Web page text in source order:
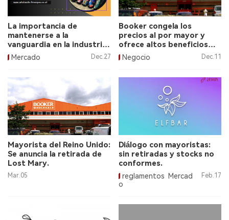
REGULACIÓN
CHINA
EXPOSICIÓN
ENTREVISTA
La importancia de
mantenerse a la
vanguardia en la industria
de los cigarrillos
electrónicos.
Mercado Dec.27
Booker congela los
precios al por mayor y
ofrece altos beneficios
para los minoristas.
Negocio Dec.11
Mayorista del Reino Unido:
Se anuncia la retirada de
Lost Mary.
Mar.05
Diálogo con mayoristas:
sin retiradas y stocks no
conformes.
reglamentos
Mercad
o
Feb.17